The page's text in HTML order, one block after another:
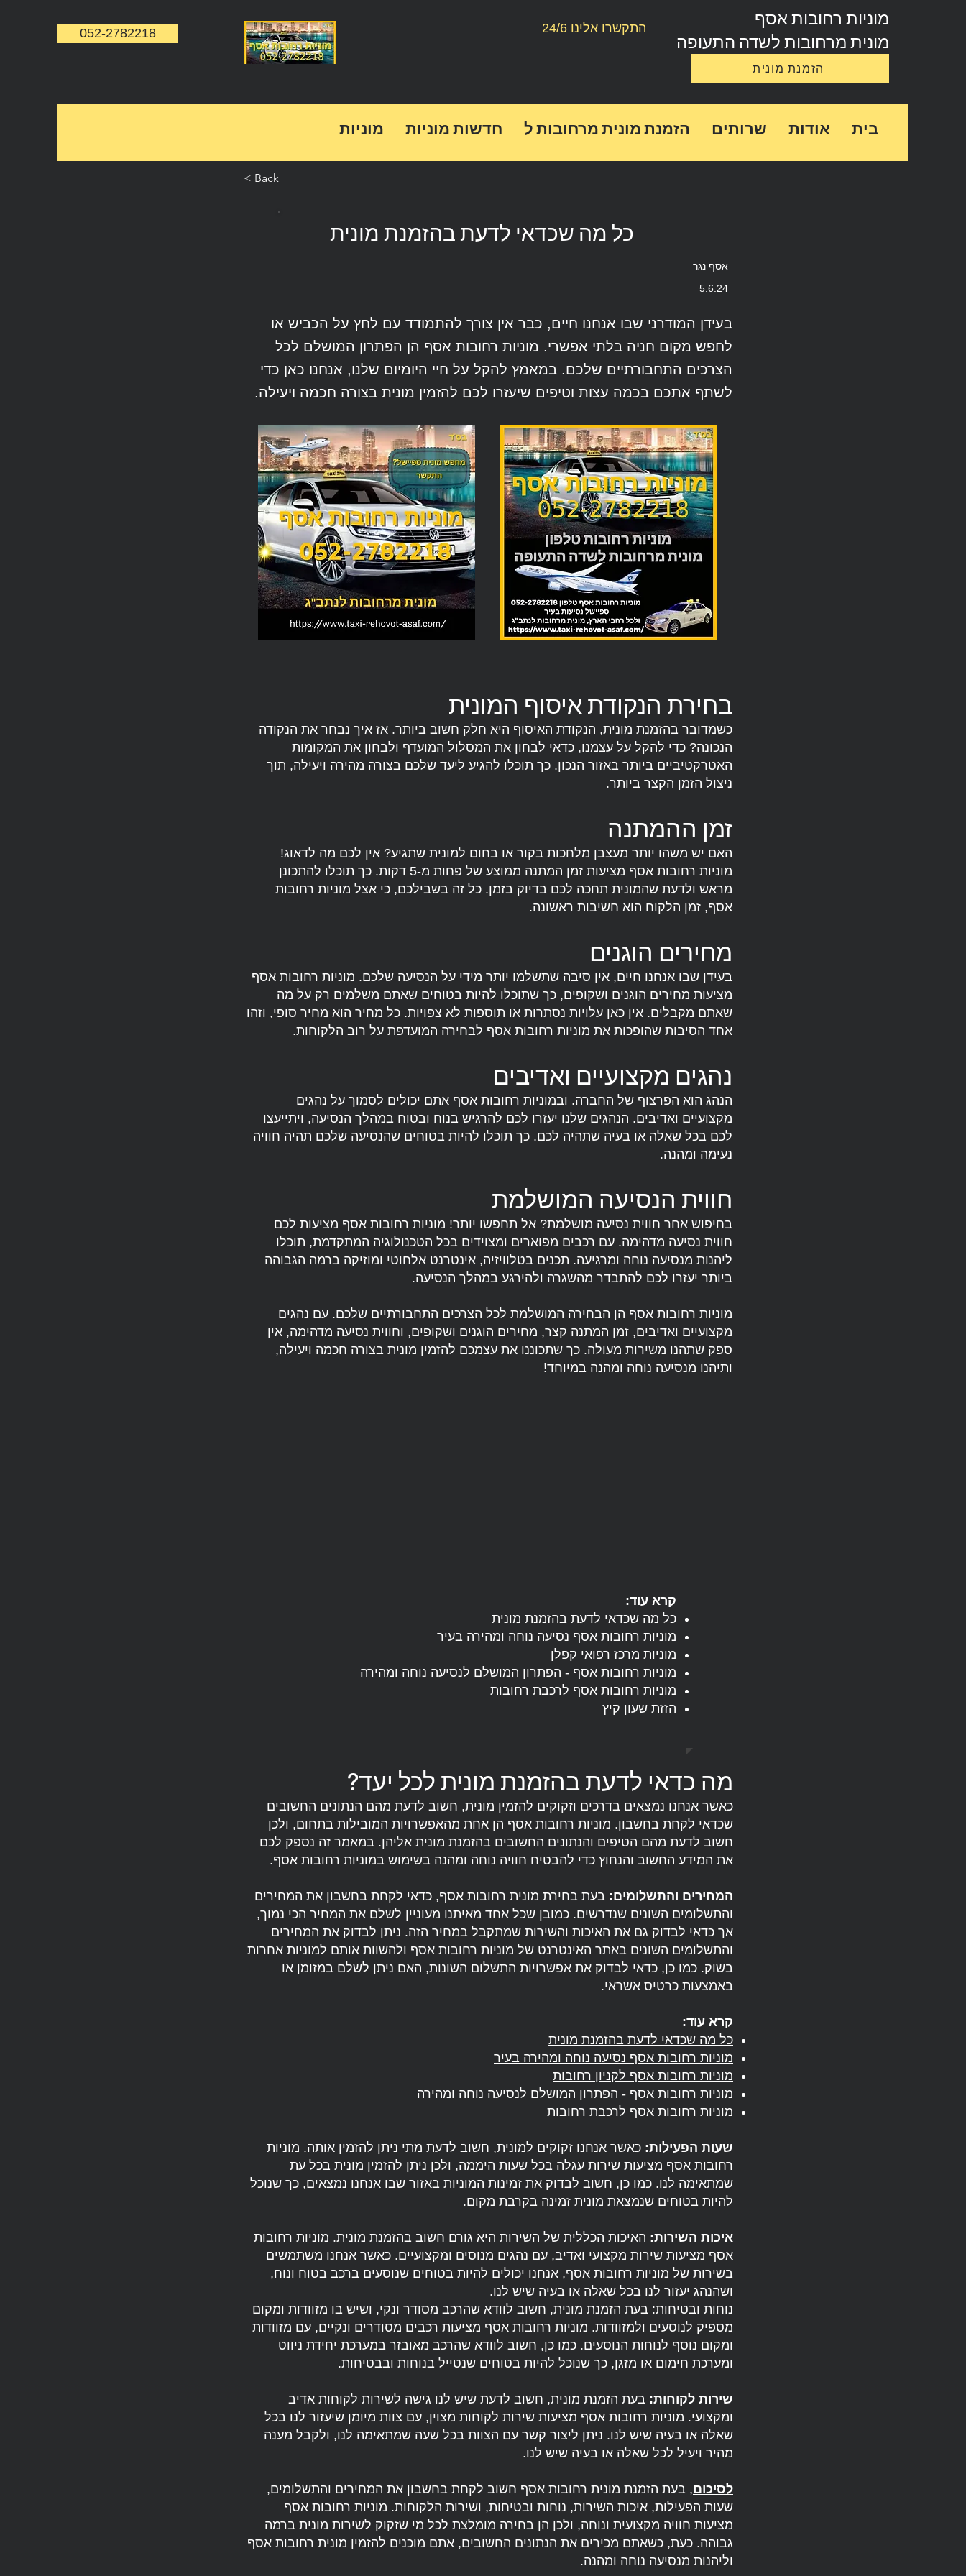
052-2782218 התקשרו אלינו 24/6
מוניות רחובות אסף
מונית מרחובות לשדה התעופה
הזמנת מונית
מוניות חדשות מוניות הזמנת מונית מרחובות ל שרותים אודות בית
< Back
כל מה שכדאי לדעת בהזמנת מונית
אסף נגר
5.6.24
בעידן המודרני שבו אנחנו חיים, כבר אין צורך להתמודד עם לחץ על הכביש או
לחפש מקום חניה בלתי אפשרי. מוניות רחובות אסף הן הפתרון המושלם לכל
הצרכים התחבורתיים שלכם. במאמץ להקל על חיי היומיום שלנו, אנחנו כאן כדי
לשתף אתכם בכמה עצות וטיפים שיעזרו לכם להזמין מונית בצורה חכמה ויעילה.
בחירת הנקודת איסוף המונית
כשמדובר בהזמנת מונית, הנקודת האיסוף היא חלק חשוב ביותר. אז איך נבחר את הנקודה
הנכונה? כדי להקל על עצמנו, כדאי לבחון את המסלול המועדף ולבחון את המקומות
האטרקטיביים ביותר באזור הנכון. כך תוכלו להגיע ליעד שלכם בצורה מהירה ויעילה, תוך
ניצול הזמן הקצר ביותר.
זמן ההמתנה
האם יש משהו יותר מעצבן מלחכות בקור או בחום למונית שתגיע? אין לכם מה לדאוג!
מוניות רחובות אסף מציעות זמן המתנה ממוצע של פחות מ-5 דקות. כך תוכלו להתכונן
מראש ולדעת שהמונית תחכה לכם בדיוק בזמן. כל זה בשבילכם, כי אצל מוניות רחובות
אסף, זמן הלקוח הוא חשיבות ראשונה.
מחירים הוגנים
בעידן שבו אנחנו חיים, אין סיבה שתשלמו יותר מידי על הנסיעה שלכם. מוניות רחובות אסף
מציעות מחירים הוגנים ושקופים, כך שתוכלו להיות בטוחים שאתם משלמים רק על מה
שאתם מקבלים. אין כאן עלויות נסתרות או תוספות לא צפויות. כל מחיר הוא מחיר סופי, וזהו
אחד הסיבות שהופכות את מוניות רחובות אסף לבחירה המועדפת על רוב הלקוחות.
נהגים מקצועיים ואדיבים
הנהג הוא הפרצוף של החברה. ובמוניות רחובות אסף אתם יכולים לסמוך על נהגים
מקצועיים ואדיבים. הנהגים שלנו יעזרו לכם להרגיש בנוח ובטוח במהלך הנסיעה, ויתייעצו
לכם בכל שאלה או בעיה שתהיה לכם. כך תוכלו להיות בטוחים שהנסיעה שלכם תהיה חוויה
נעימה ומהנה.
חווית הנסיעה המושלמת
בחיפוש אחר חווית נסיעה מושלמת? אל תחפשו יותר! מוניות רחובות אסף מציעות לכם
חווית נסיעה מדהימה. עם רכבים מפוארים ומצוידים בכל הטכנולוגיה המתקדמת, תוכלו
ליהנות מנסיעה נוחה ומרגיעה. תכנים בטלוויזיה, אינטרנט אלחוטי ומוזיקה ברמה הגבוהה
ביותר יעזרו לכם להתבדר מהשגרה ולהירגע במהלך הנסיעה.
מוניות רחובות אסף הן הבחירה המושלמת לכל הצרכים התחבורתיים שלכם. עם נהגים
מקצועיים ואדיבים, זמן המתנה קצר, מחירים הוגנים ושקופים, וחווית נסיעה מדהימה, אין
ספק שתהנו משירות מעולה. כך שתכוננו את עצמכם להזמין מונית בצורה חכמה ויעילה,
ותיהנו מנסיעה נוחה ומהנה במיוחד!
קרא עוד:
כל מה שכדאי לדעת בהזמנת מונית
מוניות רחובות אסף נסיעה נוחה ומהירה בעיר
מוניות מרכז רפואי קפלן
מוניות רחובות אסף - הפתרון המושלם לנסיעה נוחה ומהירה
מוניות רחובות אסף לרכבת רחובות
הזזת שעון קיץ
מה כדאי לדעת בהזמנת מונית לכל יעד?
כאשר אנחנו נמצאים בדרכים וזקוקים להזמין מונית, חשוב לדעת מהם הנתונים החשובים
שכדאי לקחת בחשבון. מוניות רחובות אסף הן אחת מהאפשרויות המובילות בתחום, ולכן
חשוב לדעת מהם הטיפים והנתונים החשובים בהזמנת מונית אליהן. במאמר זה נספק לכם
את המידע החשוב והנחוץ כדי להבטיח חוויה נוחה ומהנה בשימוש במוניות רחובות אסף.
המחירים והתשלומים: בעת בחירת מונית רחובות אסף, כדאי לקחת בחשבון את המחירים
והתשלומים השונים שנדרשים. כמובן שכל אחד מאיתנו מעוניין לשלם את המחיר הכי נמוך,
אך כדאי לבדוק גם את האיכות והשירות שמתקבל במחיר הזה. ניתן לבדוק את המחירים
והתשלומים השונים באתר האינטרנט של מוניות רחובות אסף ולהשוות אותם למוניות אחרות
בשוק. כמו כן, כדאי לבדוק את אפשרויות התשלום השונות, האם ניתן לשלם במזומן או
באמצעות כרטיס אשראי.
קרא עוד:
כל מה שכדאי לדעת בהזמנת מונית
מוניות רחובות אסף נסיעה נוחה ומהירה בעיר
מוניות רחובות אסף לקניון רחובות
מוניות רחובות אסף - הפתרון המושלם לנסיעה נוחה ומהירה
מוניות רחובות אסף לרכבת רחובות
שעות הפעילות: כאשר אנחנו זקוקים למונית, חשוב לדעת מתי ניתן להזמין אותה. מוניות
רחובות אסף מציעות שירות עגלה בכל שעות היממה, ולכן ניתן להזמין מונית בכל עת
שמתאימה לנו. כמו כן, חשוב לבדוק את זמינות המוניות באזור שבו אנחנו נמצאים, כך שנוכל
להיות בטוחים שנמצאת מונית זמינה בקרבת מקום.
איכות השירות: האיכות הכללית של השירות היא גורם חשוב בהזמנת מונית. מוניות רחובות
אסף מציעות שירות מקצועי ואדיב, עם נהגים מנוסים ומקצועיים. כאשר אנחנו משתמשים
בשירות של מוניות רחובות אסף, אנחנו יכולים להיות בטוחים שנוסעים ברכב בטוח ונוח,
ושהנהג יעזור לנו בכל שאלה או בעיה שיש לנו.
נוחות ובטיחות: בעת הזמנת מונית, חשוב לוודא שהרכב מסודר ונקי, ושיש בו מזוודות ומקום
מספיק לנוסעים ולמזוודות. מוניות רחובות אסף מציעות רכבים מסודרים ונקיים, עם מזוודות
ומקום נוסף לנוחות הנוסעים. כמו כן, חשוב לוודא שהרכב מאובזר במערכת יחידת ניווט
ומערכת חימום או מזגן, כך שנוכל להיות בטוחים שנטייל בנוחות ובבטיחות.
שירות לקוחות: בעת הזמנת מונית, חשוב לדעת שיש לנו גישה לשירות לקוחות אדיב
ומקצועי. מוניות רחובות אסף מציעות שירות לקוחות מצוין, עם צוות מיומן שיעזור לנו בכל
שאלה או בעיה שיש לנו. ניתן ליצור קשר עם הצוות בכל שעה שמתאימה לנו, ולקבל מענה
מהיר ויעיל לכל שאלה או בעיה שיש לנו.
לסיכום, בעת הזמנת מונית רחובות אסף חשוב לקחת בחשבון את המחירים והתשלומים,
שעות הפעילות, איכות השירות, נוחות ובטיחות, ושירות הלקוחות. מוניות רחובות אסף
מציעות חוויה מקצועית ונוחה, ולכן הן בחירה מומלצת לכל מי שזקוק לשירות מונית ברמה
גבוהה. כעת, כשאתם מכירים את הנתונים החשובים, אתם מוכנים להזמין מונית רחובות אסף
וליהנות מנסיעה נוחה ומהנה.